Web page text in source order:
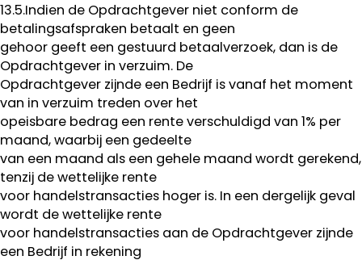
13.5.Indien de Opdrachtgever niet conform de
betalingsafspraken betaalt en geen
gehoor geeft een gestuurd betaalverzoek, dan is de
Opdrachtgever in verzuim. De
Opdrachtgever zijnde een Bedrijf is vanaf het moment
van in verzuim treden over het
opeisbare bedrag een rente verschuldigd van 1% per
maand, waarbij een gedeelte
van een maand als een gehele maand wordt gerekend,
tenzij de wettelijke rente
voor handelstransacties hoger is. In een dergelijk geval
wordt de wettelijke rente
voor handelstransacties aan de Opdrachtgever zijnde
een Bedrijf in rekening